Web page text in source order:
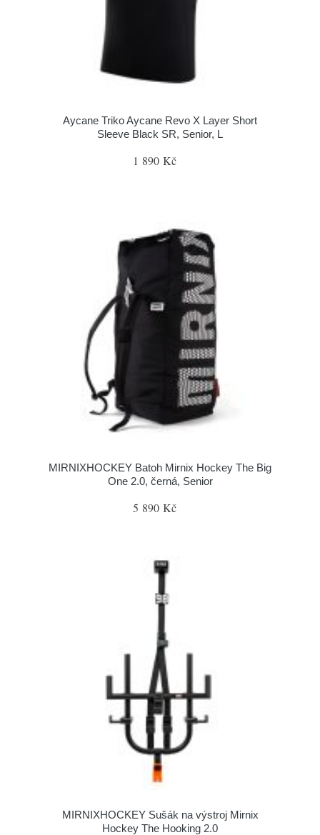
Aycane Triko Aycane Revo X Layer Short
Sleeve Black SR, Senior, L
1 890 Kč
MIRNIXHOCKEY Batoh Mirnix Hockey The Big
One 2.0, černá, Senior
5 890 Kč
MIRNIXHOCKEY Sušák na výstroj Mirnix
Hockey The Hooking 2.0